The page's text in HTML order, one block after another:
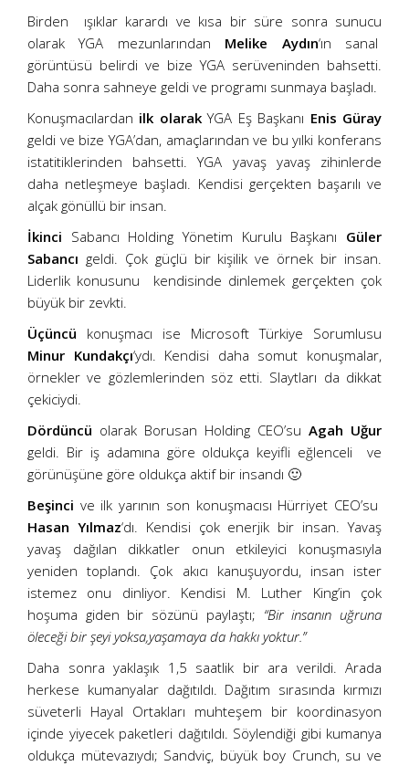
Birden ışıklar karardı ve kısa bir süre sonra sunucu
olarak YGA mezunlarından Melike Aydın‘ın sanal
görüntüsü belirdi ve bize YGA serüveninden bahsetti.
Daha sonra sahneye geldi ve programı sunmaya başladı.
Konuşmacılardan ilk olarakYGA Eş Başkanı Enis Güray
geldi ve bize YGA’dan, amaçlarından ve bu yılki konferans
istatitiklerinden bahsetti. YGA yavaş yavaş zihinlerde
daha netleşmeye başladı. Kendisi gerçekten başarılı ve
alçak gönüllü bir insan.
İkinci Sabancı Holding Yönetim Kurulu Başkanı Güler
Sabancı geldi. Çok güçlü bir kişilik ve örnek bir insan.
Liderlik konusunu kendisinde dinlemek gerçekten çok
büyük bir zevkti.
Üçüncü konuşmacı ise Microsoft Türkiye Sorumlusu
Minur Kundakçı‘ydı. Kendisi daha somut konuşmalar,
örnekler ve gözlemlerinden söz etti. Slaytları da dikkat
çekiciydi.
Dördüncü olarak Borusan Holding CEO’su Agah Uğur
geldi. Bir iş adamına göre oldukça keyifli eğlenceli ve
görünüşüne göre oldukça aktif bir insandı 🙂
Beşinci ve ilk yarının son konuşmacısı Hürriyet CEO’su
Hasan Yılmaz‘dı. Kendisi çok enerjik bir insan. Yavaş
yavaş dağılan dikkatler onun etkileyici konuşmasıyla
yeniden toplandı. Çok akıcı kanuşuyordu, insan ister
istemez onu dinliyor. Kendisi M. Luther King’in çok
hoşuma giden bir sözünü paylaştı; “Bir insanın uğruna
öleceği bir şeyi yoksa,yaşamaya da hakkı yoktur.”
Daha sonra yaklaşık 1,5 saatlik bir ara verildi. Arada
herkese kumanyalar dağıtıldı. Dağıtım sırasında kırmızı
süveterli Hayal Ortakları muhteşem bir koordinasyon
içinde yiyecek paketleri dağıtıldı. Söylendiği gibi kumanya
oldukça mütevazıydı; Sandviç, büyük boy Crunch, su ve